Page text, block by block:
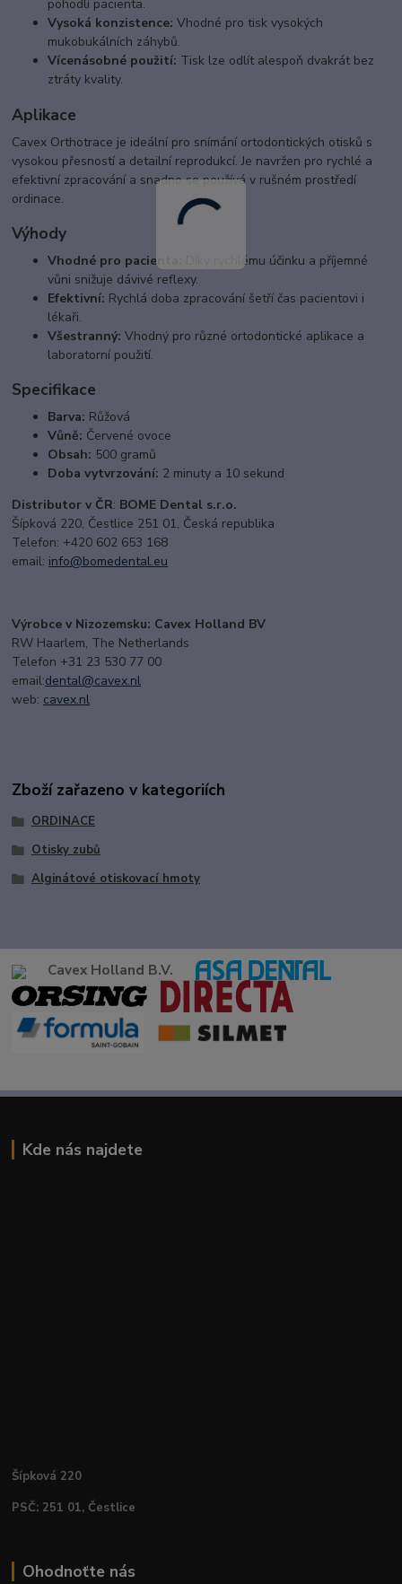
pohodlí pacienta.
Vysoká konzistence: Vhodné pro tisk vysokých
mukobukálních záhybů.
Vícenásobné použití: Tisk lze odlít alespoň dvakrát bez
ztráty kvality.
Aplikace
Cavex Orthotrace je ideální pro snímání ortodontických otisků s
vysokou přesností a detailní reprodukcí. Je navržen pro rychlé a
efektivní zpracování a snadno se používá v rušném prostředí
ordinace.
Výhody
Vhodné pro pacienta:
Díky rychlému účinku a příjemné
vůni snižuje dávivé reflexy.
Efektivní: Rychlá doba zpracování šetří čas pacientovi i
lékaři.
Všestranný: Vhodný pro různé ortodontické aplikace a
laboratorní použití.
Specifikace
Barva: Růžová
Vůně: Červené ovoce
Obsah: 500 gramů
Doba vytvrzování: 2 minuty a 10 sekund
Distributor v ČR: BOME Dental s.r.o.
Šípková 220, Čestlice 251 01, Česká republika
Telefon: +420 602 653 168
email: info@bomedental.eu
Výrobce v Nizozemsku: Cavex Holland BV
RW Haarlem, The Netherlands
Telefon +31 23 530 77 00
email:dental@cavex.nl
web: cavex.nl
Zboží zařazeno v kategoriích
ORDINACE
Otisky zubů
Alginátové otiskovací hmoty
Cavex Holland B.V.
Kde nás najdete
Šípková 220
PSČ: 251 01, Čestlice
Ohodnoťte nás